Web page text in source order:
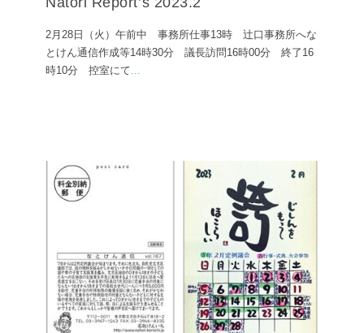
2月28日（火）午前中 事務所仕事13時 辻口事務所へな
とけん通信作成等14時30分 議長訪問16時00分 終了16
時10分 控室にて